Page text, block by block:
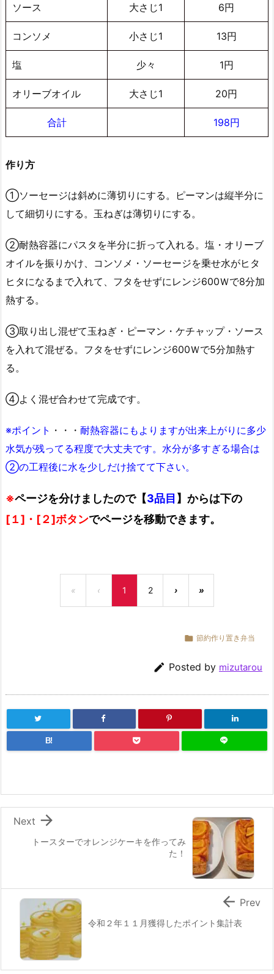
ソース 大さじ1 6円
コンソメ 小さじ1 13円
塩 少々 1円
オリーブオイル 大さじ1 20円
合計 198円
作り方
①ソーセージは斜めに薄切りにする。ピーマンは縦半分に
して細切りにする。玉ねぎは薄切りにする。
②耐熱容器にパスタを半分に折って入れる。塩・オリーブ
オイルを振りかけ、コンソメ・ソーセージを乗せ水がヒタ
ヒタになるまで入れて、フタをせずにレンジ600Ｗで8分加
熱する。
③取り出し混ぜて玉ねぎ・ピーマン・ケチャップ・ソース
を入れて混ぜる。フタをせずにレンジ600Ｗで5分加熱す
る。
④よく混ぜ合わせて完成です。
※ポイント ・・・ 耐熱容器にもよりますが出来上がりに多少
水気が残ってる程度で大丈夫です。水分が多すぎる場合は
②の工程後に水を少しだけ捨てて下さい。
※ページを分けましたので【3品目 】からは下の
[１] ・[２]ボタンでページを移動できます。
« ‹ 1 2 › »
 節約作り置き弁当
 Posted by mizutarou
B!
トースターでオレンジケーキを作ってみ
た！

Next
令和２年１１月獲得したポイント集計表
 Prev